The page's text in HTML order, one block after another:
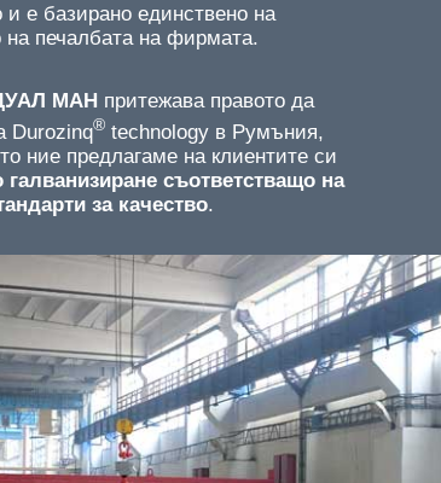
и е базирано единствено на
на печалбата на фирмата.
МАН притежава правото да
Durozinq® technology в Румъния,
ние предлагаме на клиентите си
галванизиране съответстващо на
за качество.